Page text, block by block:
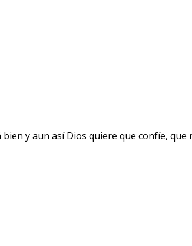
y aun así Dios quiere que confíe, que